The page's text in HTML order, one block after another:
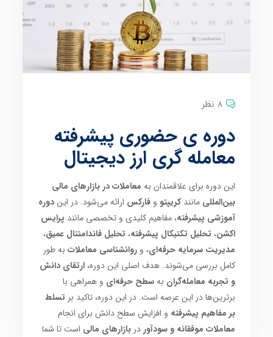
8 نظر
دوره ی حضوری پیشرفته
معامله گری ارز دیجیتال
این دوره برای علاقمندان به معاملات در بازارهای مالی
بین‌المللی مانندکریپتو وفارکس ارائه می‌شود. در ایندوره
آموزشی پیشرفته، مفاهیم کلیدی و تخصصی مانند پرایس
اکشن، تحلیل تکنیکال پیشرفته، تحلیل فاندامنتال عمیق،
مدیریت سرمایه حرفه‌ای، وروانشناسی معاملات به طور
کامل بررسی می‌شوند. هدف اصلی این دوره،ارتقای دانش
و تجربه معامله‌گران بهسطح حرفه‌ای و همراهی با
برترین‌ها در این عرصه است. در این دوره، تاکید بر تسلط
بر مفاهیم پیشرفته و افزایش سطح دانش برای انجام
معاملات موفقانه و سودآور دربازارهای مالی است تا شما